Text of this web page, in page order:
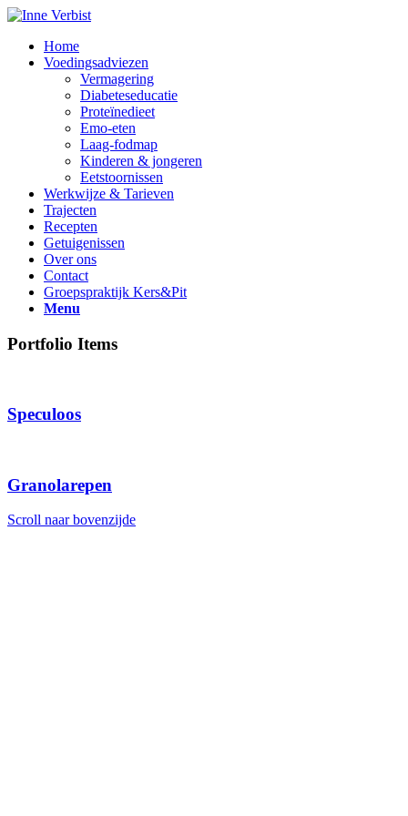
Home
Voedingsadviezen
Vermagering
Diabeteseducatie
Proteïnedieet
Emo-eten
Laag-fodmap
Kinderen & jongeren
Eetstoornissen
Werkwijze & Tarieven
Trajecten
Recepten
Getuigenissen
Over ons
Contact
Groepspraktijk Kers&Pit
Menu
Portfolio Items
Speculoos
Granolarepen
Scroll naar bovenzijde